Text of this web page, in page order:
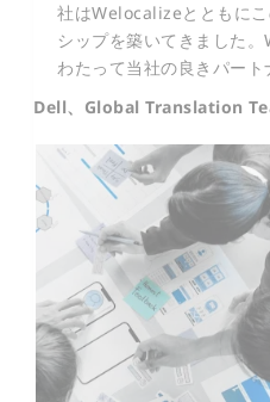
社はWelocalizeとともに
シップを築いてきました
わたって当社の良きパート
Dell、Global Translation